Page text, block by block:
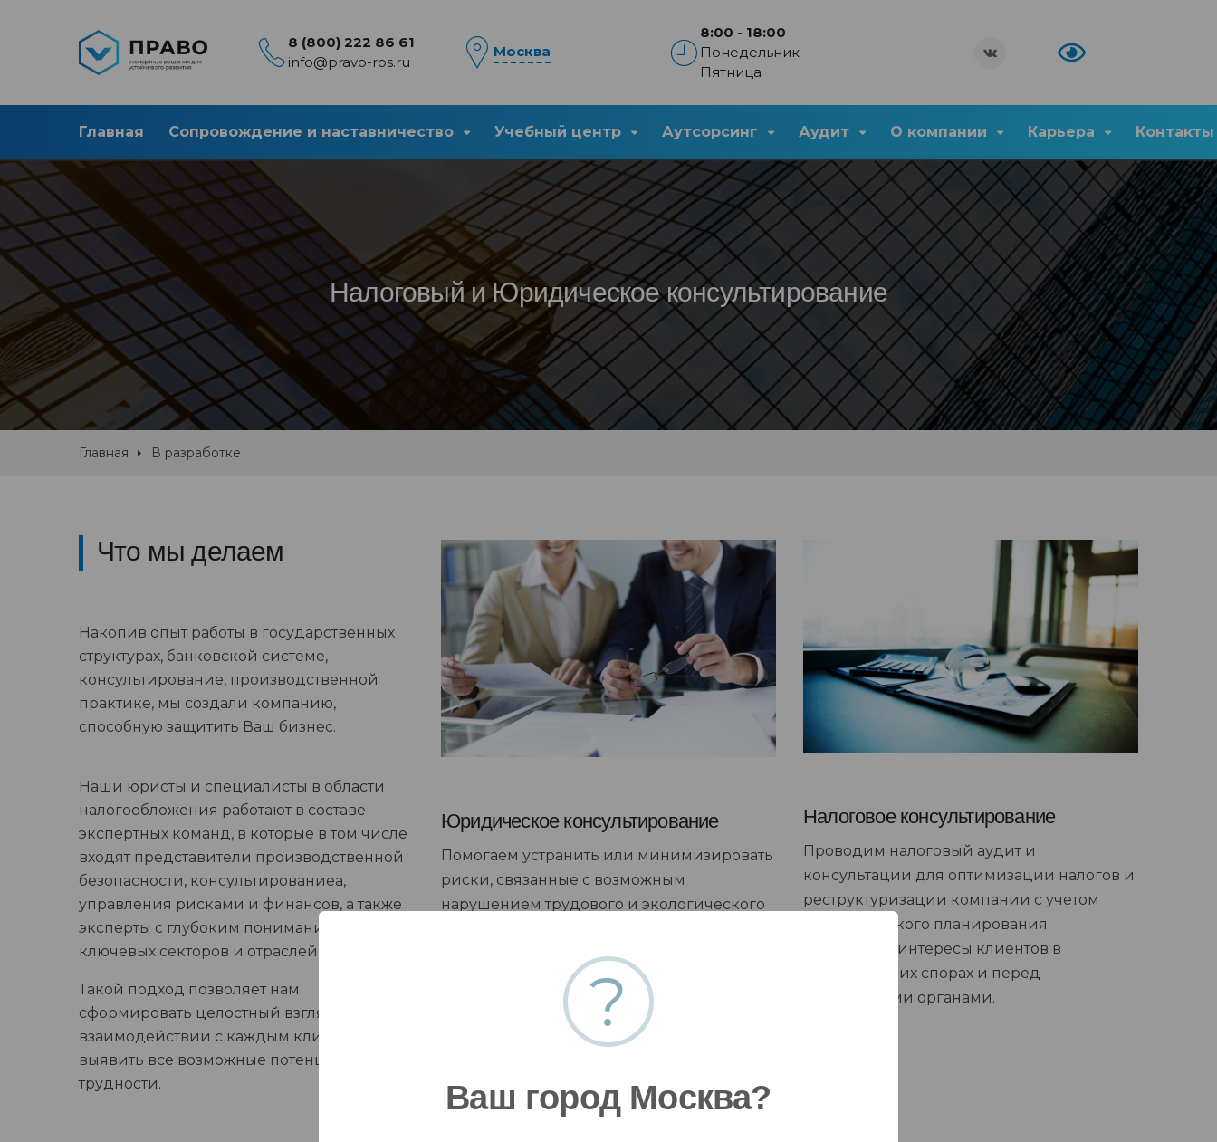
8 (800) 222 86 61
info@pravo-ros.ru
Москва
8:00 - 18:00
Понедельник -
Пятница
Главная Сопровождение и наставничество Учебный центр Аутсорсинг Аудит О компании Карьера Контакты
Налоговый и Юридическое консультирование
Главная В разработке
Что мы делаем
Накопив опыт работы в государственных
структурах, банковской системе,
консультирование, производственной
практике, мы создали компанию,
способную защитить Ваш бизнес.
Наши юристы и специалисты в области
налогообложения работают в составе
экспертных команд, в которые в том числе
входят представители производственной
безопасности, консультированиеа,
управления рисками и финансов, а также
эксперты с глубоким пониманием
ключевых секторов и отраслей экономики.
Такой подход позволяет нам
сформировать целостный взгляд при
взаимодействии с каждым клиентом и
выявить все возможные потенциальные
трудности.
Юридическое консультирование
Помогаем устранить или минимизировать
риски, связанные с возможным
нарушением трудового и экологического
интеллектуальную собственность.
Оказываем поддержку клиентов при
судебных разбирательствах.
Налоговое консультирование
Проводим налоговый аудит и
консультации для оптимизации налогов и
реструктуризации компании с учетом
стратегического планирования.
Отстаиваем интересы клиентов в
коммерческих спорах и перед
фискальными органами.
?
Ваш город Москва?